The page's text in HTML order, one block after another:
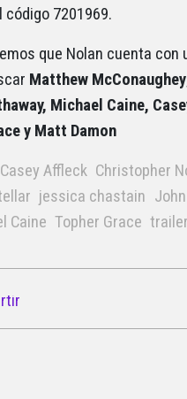
7201969.
que Nolan cuenta con
Matthew McConaughey
Michael Caine,
y Matt Damon
Casey Affleck Christopher
jessica chastain
Caine Topher Grace